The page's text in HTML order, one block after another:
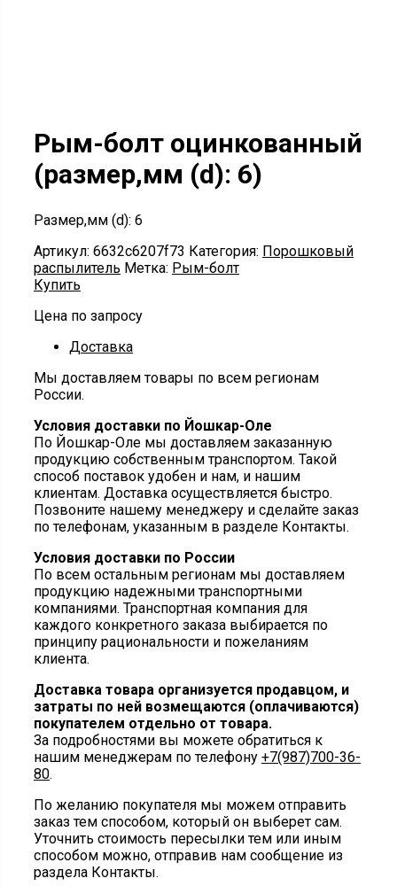
Рым-болт оцинкованный
(размер,мм (d): 6)
Размер,мм (d): 6
Артикул: 6632c6207f73 Категория: Порошковый
распылитель Метка: Рым-болт
Купить
Цена по запросу
Доставка
Мы доставляем товары по всем регионам
России.
Условия доставки по Йошкар-Оле
По Йошкар-Оле мы доставляем заказанную
продукцию собственным транспортом. Такой
способ поставок удобен и нам, и нашим
клиентам. Доставка осуществляется быстро.
Позвоните нашему менеджеру и сделайте заказ
по телефонам, указанным в разделе Контакты.
Условия доставки по России
По всем остальным регионам мы доставляем
продукцию надежными транспортными
компаниями. Транспортная компания для
каждого конкретного заказа выбирается по
принципу рациональности и пожеланиям
клиента.
Доставка товара организуется продавцом, и
затраты по ней возмещаются (оплачиваются)
покупателем отдельно от товара.
За подробностями вы можете обратиться к
нашим менеджерам по телефону +7(987)700-36-
80.
По желанию покупателя мы можем отправить
заказ тем способом, который он выберет сам.
Уточнить стоимость пересылки тем или иным
способом можно, отправив нам сообщение из
раздела Контакты.